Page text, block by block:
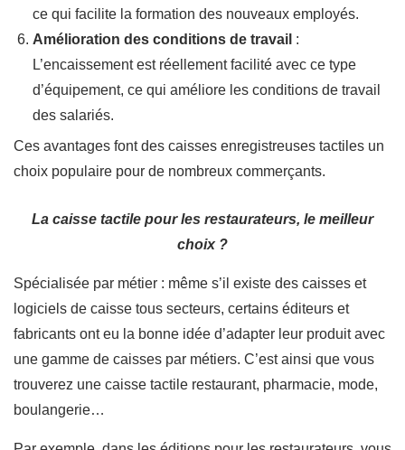
ce qui facilite la formation des nouveaux employés.
Amélioration des conditions de travail :
L’encaissement est réellement facilité avec ce type
d’équipement, ce qui améliore les conditions de travail
des salariés.
Ces avantages font des caisses enregistreuses tactiles un
choix populaire pour de nombreux commerçants.
La caisse tactile pour les restaurateurs, le meilleur
choix ?
Spécialisée par métier : même s’il existe des caisses et
logiciels de caisse tous secteurs, certains éditeurs et
fabricants ont eu la bonne idée d’adapter leur produit avec
une gamme de caisses par métiers. C’est ainsi que vous
trouverez une caisse tactile restaurant, pharmacie, mode,
boulangerie…